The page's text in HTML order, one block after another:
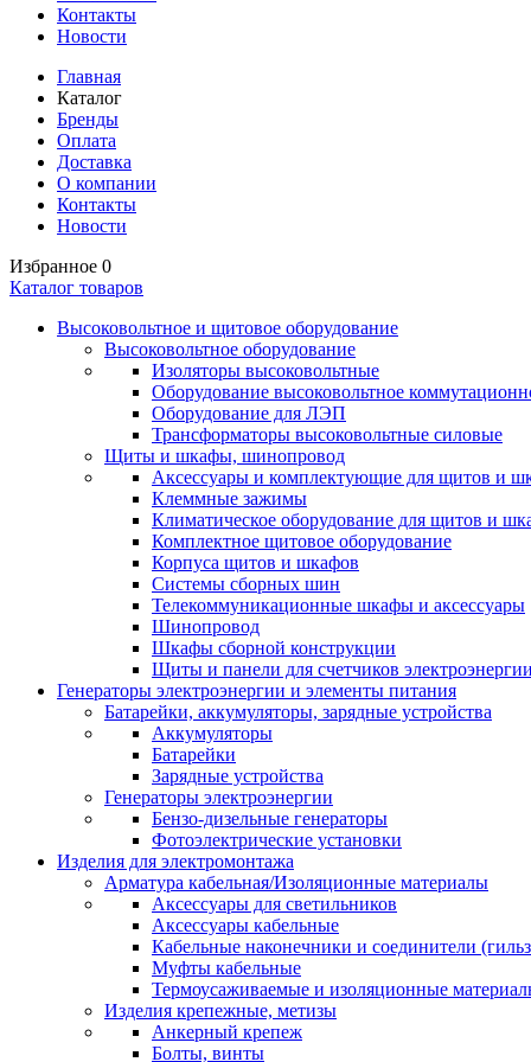
Контакты
Новости
Главная
Каталог
Бренды
Оплата
Доставка
О компании
Контакты
Новости
Избранное 0
Каталог товаров
Высоковольтное и щитовое оборудование
Высоковольтное оборудование
Изоляторы высоковольтные
Оборудование высоковольтное
Оборудование для ЛЭП
Трансформаторы высоковольтные силовые
Щиты и шкафы, шинопровод
Аксессуары и комплектующие для щитов и
Клеммные зажимы
Климатическое оборудование для щитов и
Комплектное щитовое оборудование
Корпуса щитов и шкафов
Системы сборных шин
Телекоммуникационные шкафы и аксессуары
Шинопровод
Шкафы сборной конструкции
Щиты и панели для счетчиков электроэнергии
Генераторы электроэнергии и элементы питания
Батарейки, аккумуляторы, зарядные устройства
Аккумуляторы
Батарейки
Зарядные устройства
Генераторы электроэнергии
Бензо-дизельные генераторы
Фотоэлектрические установки
Изделия для электромонтажа
Арматура кабельная/Изоляционные материалы
Аксессуары для светильников
Аксессуары кабельные
Кабельные наконечники и соединители
Муфты кабельные
Термоусаживаемые и изоляционные
Изделия крепежные, метизы
Анкерный крепеж
Болты, винты